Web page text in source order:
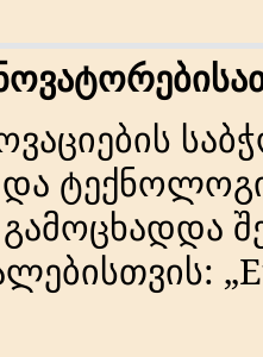
და
გამოცხადდა
: